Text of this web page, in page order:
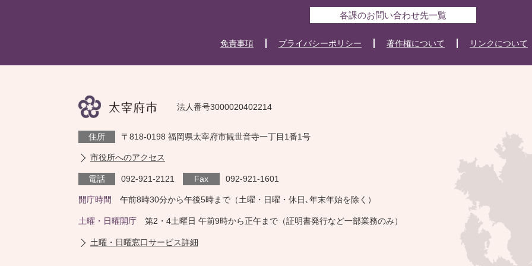
各課のお問い合わせ先一覧
免責事項 プライバシーポリシー 著作権について リンクについて
法人番号3000020402214
住所 〒818-0198 福岡県太宰府市観世音寺一丁目1番1号
市役所へのアクセス
電話 092-921-2121 Fax 092-921-1601
開庁時間 午前8時30分から午後5時まで（土曜・日曜・休日､年末年始を除く）
土曜・日曜開庁 第2・4土曜日 午前9時から正午まで（証明書発行など一部業務のみ）
土曜・日曜窓口サービス詳細